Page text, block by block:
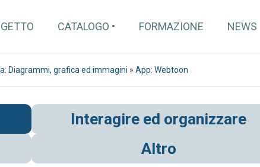
CATALOGO FORMAZIONE NEWS
Diagrammi, grafica ed immagini » App: Webtoon
Interagire ed organizzare
Altro